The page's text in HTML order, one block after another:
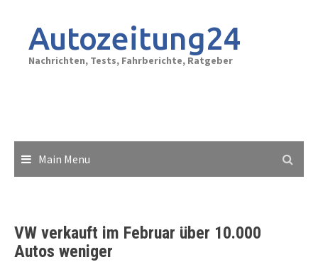
contentAutozeitung24
Nachrichten, Tests, Fahrberichte, Ratgeber
Main Menu
VW verkauft im Februar über 10.000
Autos weniger